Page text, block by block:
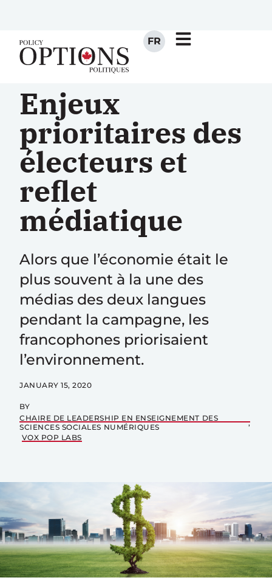
Enjeux
prioritaires des
électeurs et
reflet
médiatique
Alors que l’économie était le
plus souvent à la une des
médias des deux langues
pendant la campagne, les
francophones priorisaient
l’environnement.
JANUARY 15, 2020
BY
CHAIRE DE LEADERSHIP EN ENSEIGNEMENT DES
SCIENCES SOCIALES NUMÉRIQUES
VOX POP LABS